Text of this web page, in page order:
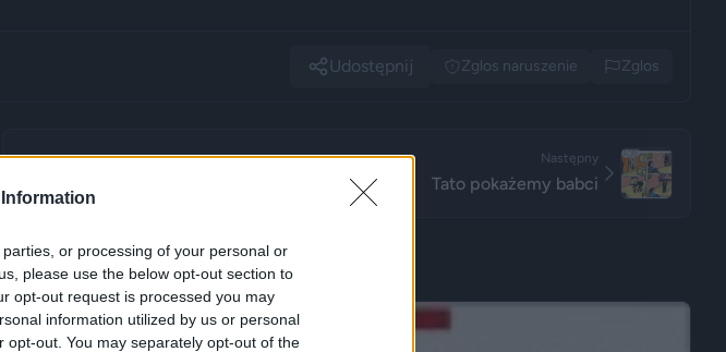
or processing of your personal or
please use the below opt-out section to
opt-out request is processed you may
information utilized by us or personal
out. You may separately opt-out of the
Udostępnij Zglos naruszenie Zglos
Następny
Tato pokażemy babci